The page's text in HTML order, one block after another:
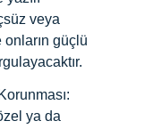
veya
güçlü
ya da